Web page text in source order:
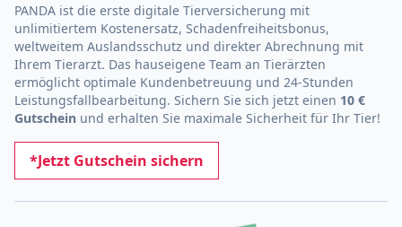
PANDA ist die erste digitale Tierversicherung mit
unlimitiertem Kostenersatz, Schadenfreiheitsbonus,
weltweitem Auslandsschutz und direkter Abrechnung mit
Ihrem Tierarzt. Das hauseigene Team an Tierärzten
ermöglicht optimale Kundenbetreuung und 24-Stunden
Leistungsfallbearbeitung. Sichern Sie sich jetzt einen 10 €
Gutschein und erhalten Sie maximale Sicherheit für Ihr Tier!
*Jetzt Gutschein sichern